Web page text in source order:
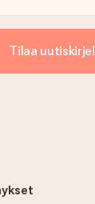
Tilaa uutiskirje!